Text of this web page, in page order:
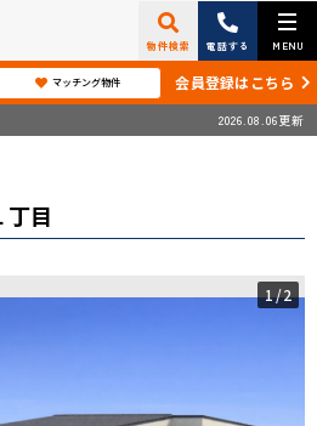
物件検索 電話する MENU
マッチング物件 会員登録はこちら
2026.08.06更新
目
1/2